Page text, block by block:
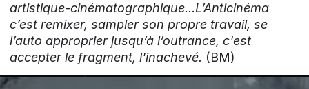
artistique-cinématographique...L’Anticinéma
c’est remixer, sampler son propre travail, se
l’auto approprier jusqu’à l’outrance, c'est
accepter le fragment, l'inachevé. (BM)